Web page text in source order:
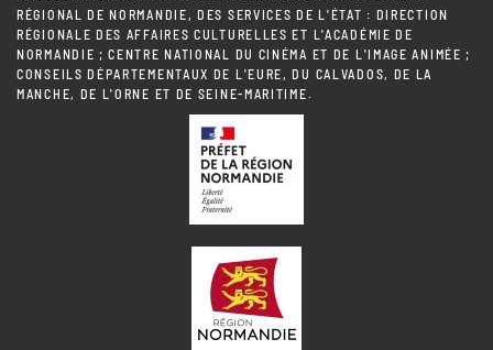
RÉGIONAL DE NORMANDIE, DES SERVICES DE L'ÉTAT : DIRECTION
RÉGIONALE DES AFFAIRES CULTURELLES ET L'ACADÉMIE DE
NORMANDIE ; CENTRE NATIONAL DU CINÉMA ET DE L'IMAGE ANIMÉE ;
CONSEILS DÉPARTEMENTAUX DE L'EURE, DU CALVADOS, DE LA
MANCHE, DE L'ORNE ET DE SEINE-MARITIME.